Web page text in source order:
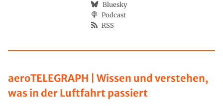
aeroTELEGRAPH | Wissen und verstehen,
was in der Luftfahrt passiert
Bluesky
Podcast
RSS